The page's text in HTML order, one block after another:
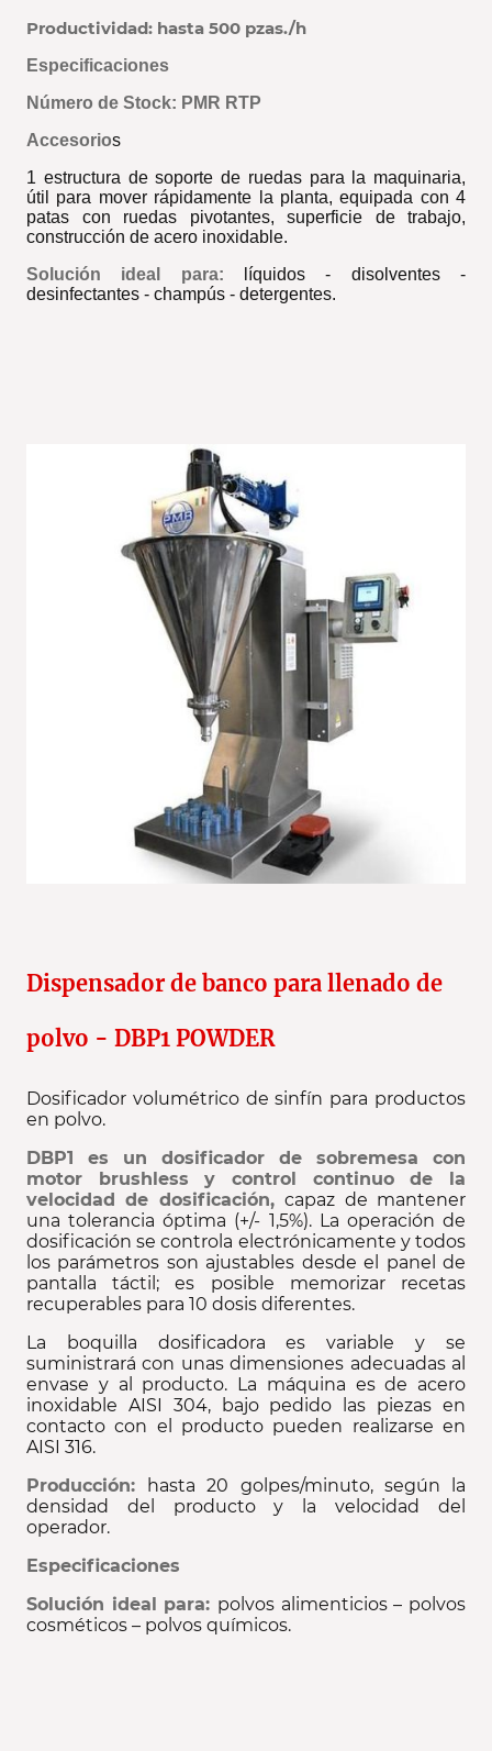
Productividad: hasta 500 pzas./h
Especificaciones
Número de Stock: PMR RTP
Accesorios
1 estructura de soporte de ruedas para la maquinaria,
útil para mover rápidamente la planta, equipada con 4
patas con ruedas pivotantes, superficie de trabajo,
construcción de acero inoxidable.
Solución ideal para: líquidos - disolventes -
desinfectantes - champús - detergentes.
Dispensador de banco para llenado de
polvo - DBP1 POWDER
Dosificador volumétrico de sinfín para productos
en polvo.
DBP1 es un dosificador de sobremesa con
motor brushless y control continuo de la
velocidad de dosificación,capaz de mantener
una tolerancia óptima (+/- 1,5%). La operación de
dosificación se controla electrónicamente y todos
los parámetros son ajustables desde el panel de
pantalla táctil; es posible memorizar recetas
recuperables para 10 dosis diferentes.
La boquilla dosificadora es variable y se
suministrará con unas dimensiones adecuadas al
envase y al producto. La máquina es de acero
inoxidable AISI 304, bajo pedido las piezas en
contacto con el producto pueden realizarse en
AISI 316.
Producción: hasta 20 golpes/minuto, según la
densidad del producto y la velocidad del
operador.
Especificaciones
Solución ideal para: polvos alimenticios – polvos
cosméticos – polvos químicos.